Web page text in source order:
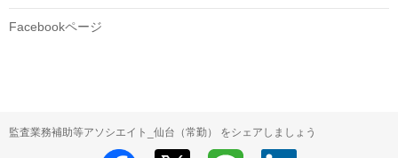
Facebookページ
監査業務補助等アソシエイト_仙台（常勤） をシェアしましょう